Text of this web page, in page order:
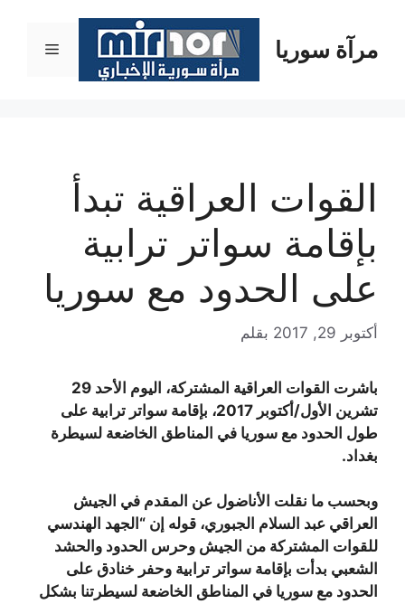
المحتوىمرآة سوريا القائمة
القوات العراقية تبدأ
بإقامة سواتر ترابية
على الحدود مع سوريا
أكتوبر 29, 2017 بقلم
باشرت القوات العراقية المشتركة، اليوم الأحد 29
تشرين الأول/أكتوبر 2017، بإقامة سواتر ترابية على
طول الحدود مع سوريا في المناطق الخاضعة لسيطرة
بغداد.
وبحسب ما نقلت الأناضول عن المقدم في الجيش
العراقي عبد السلام الجبوري، قوله إن “الجهد الهندسي
للقوات المشتركة من الجيش وحرس الحدود والحشد
الشعبي بدأت بإقامة سواتر ترابية وحفر خنادق على
الحدود مع سوريا في المناطق الخاضعة لسيطرتنا بشكل